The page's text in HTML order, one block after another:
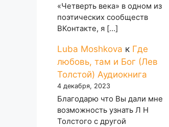
«Четверть века» в одном из
поэтических сообществ
ВКонтакте, я […]
Luba Moshkova к Где
любовь, там и Бог (Лев
Толстой) Аудиокнига
4 декабря, 2023
Благодарю что Вы дали мне
возможность узнать Л Н
Толстого с другой